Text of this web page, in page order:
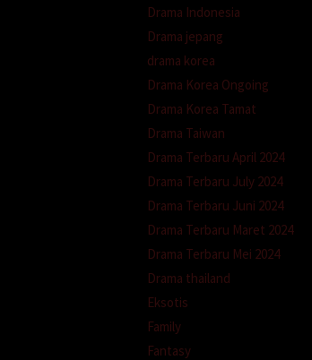
Drama Indonesia
Drama jepang
drama korea
Drama Korea Ongoing
Drama Korea Tamat
Drama Taiwan
Drama Terbaru April 2024
Drama Terbaru July 2024
Drama Terbaru Juni 2024
Drama Terbaru Maret 2024
Drama Terbaru Mei 2024
Drama thailand
Eksotis
Family
Fantasy